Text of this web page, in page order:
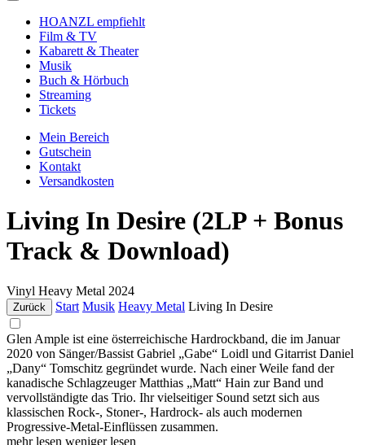
HOANZL empfiehlt
Film & TV
Kabarett & Theater
Musik
Buch & Hörbuch
Streaming
Tickets
Mein Bereich
Gutschein
Kontakt
Versandkosten
Living In Desire (2LP + Bonus
Track & Download)
Vinyl Heavy Metal 2024
Zurück Start Musik Heavy Metal Living In Desire
Glen Ample ist eine österreichische Hardrockband, die im Januar
2020 von Sänger/Bassist Gabriel „Gabe“ Loidl und Gitarrist Daniel
„Dany“ Tomschitz gegründet wurde. Nach einer Weile fand der
kanadische Schlagzeuger Matthias „Matt“ Hain zur Band und
vervollständigte das Trio. Ihr vielseitiger Sound setzt sich aus
klassischen Rock-, Stoner-, Hardrock- als auch modernen
Progressive-Metal-Einflüssen zusammen.
mehr lesen weniger lesen